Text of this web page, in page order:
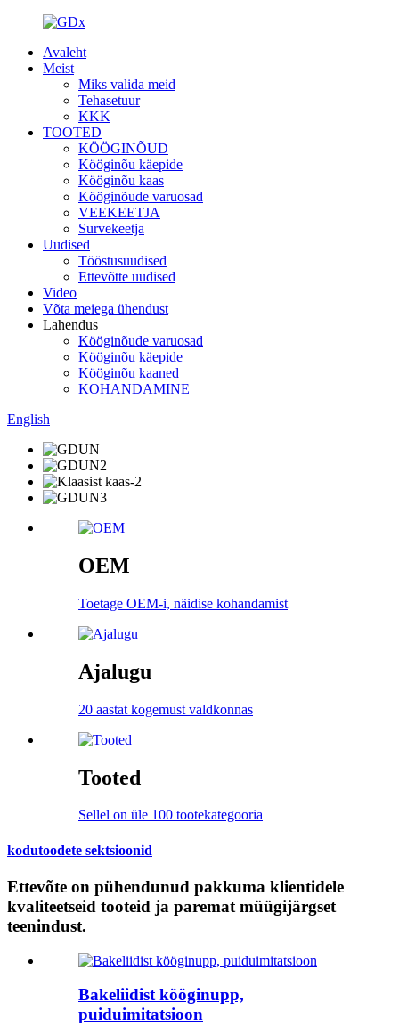
Avaleht
Meist
Miks valida meid
Tehasetuur
KKK
TOOTED
KÖÖGINÕUD
Kööginõu käepide
Kööginõu kaas
Kööginõude varuosad
VEEKEETJA
Survekeetja
Uudised
Tööstusuudised
Ettevõtte uudised
Video
Võta meiega ühendust
Lahendus
Kööginõude varuosad
Kööginõu käepide
Kööginõu kaaned
KOHANDAMINE
English
OEM
Toetage OEM-i, näidise kohandamist
Ajalugu
20 aastat kogemust valdkonnas
Tooted
Sellel on üle 100 tootekategooria
kodutoodete sektsioonid
Ettevõte on pühendunud pakkuma klientidele
kvaliteetseid tooteid ja paremat müügijärgset
teenindust.
Bakeliidist kööginupp,
puiduimitatsioon